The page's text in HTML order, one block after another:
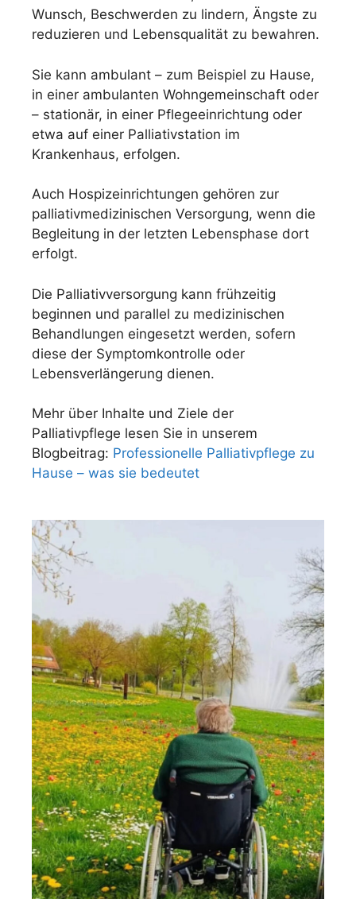
Wunsch, Beschwerden zu lindern, Ängste zu
reduzieren und Lebensqualität zu bewahren.
Sie kann ambulant – zum Beispiel zu Hause,
in einer ambulanten Wohngemeinschaft oder
– stationär, in einer Pflegeeinrichtung oder
etwa auf einer Palliativstation im
Krankenhaus, erfolgen.
Auch Hospizeinrichtungen gehören zur
palliativmedizinischen Versorgung, wenn die
Begleitung in der letzten Lebensphase dort
erfolgt.
Die Palliativversorgung kann frühzeitig
beginnen und parallel zu medizinischen
Behandlungen eingesetzt werden, sofern
diese der Symptomkontrolle oder
Lebensverlängerung dienen.
Mehr über Inhalte und Ziele der
Palliativpflege lesen Sie in unserem
Blogbeitrag: Professionelle Palliativpflege zu
Hause – was sie bedeutet